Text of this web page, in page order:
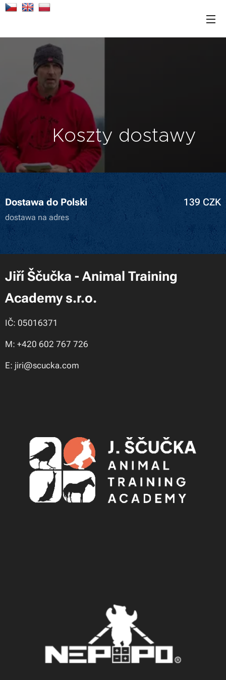
Koszty dostawy
Dostawa do Polski
dostawa na adres
139 CZK
Jiří Ščučka - Animal Training
Academy s.r.o.
IČ: 05016371
M: +420 602 767 726
E: jiri@scucka.com